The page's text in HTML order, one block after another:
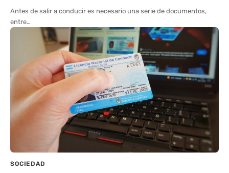
Antes de salir a conducir es necesario una serie de documentos,
entre…
SOCIEDAD